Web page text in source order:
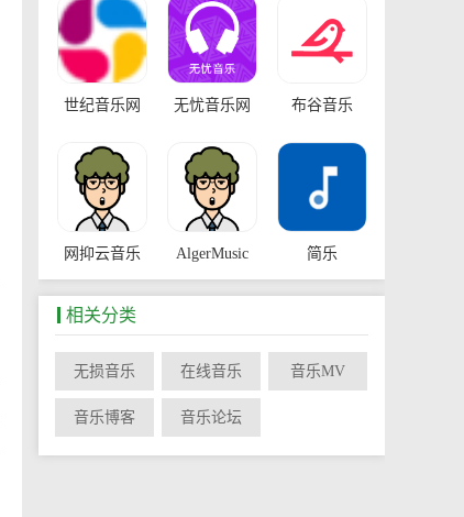
世纪音乐网 无忧音乐网 布谷音乐
网抑云音乐 AlgerMusic 简乐
音乐库 音乐解析器
相关分类
无损音乐 在线音乐 音乐MV
音乐博客 音乐论坛